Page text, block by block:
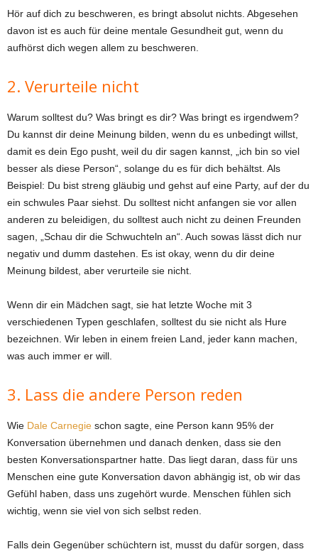
Hör auf dich zu beschweren, es bringt absolut nichts. Abgesehen
davon ist es auch für deine mentale Gesundheit gut, wenn du
aufhörst dich wegen allem zu beschweren.
2. Verurteile nicht
Warum solltest du? Was bringt es dir? Was bringt es irgendwem?
Du kannst dir deine Meinung bilden, wenn du es unbedingt willst,
damit es dein Ego pusht, weil du dir sagen kannst, „ich bin so viel
besser als diese Person“, solange du es für dich behältst. Als
Beispiel: Du bist streng gläubig und gehst auf eine Party, auf der du
ein schwules Paar siehst. Du solltest nicht anfangen sie vor allen
anderen zu beleidigen, du solltest auch nicht zu deinen Freunden
sagen, „Schau dir die Schwuchteln an“. Auch sowas lässt dich nur
negativ und dumm dastehen. Es ist okay, wenn du dir deine
Meinung bildest, aber verurteile sie nicht.
Wenn dir ein Mädchen sagt, sie hat letzte Woche mit 3
verschiedenen Typen geschlafen, solltest du sie nicht als Hure
bezeichnen. Wir leben in einem freien Land, jeder kann machen,
was auch immer er will.
3. Lass die andere Person reden
Wie Dale Carnegie schon sagte, eine Person kann 95% der
Konversation übernehmen und danach denken, dass sie den
besten Konversationspartner hatte. Das liegt daran, dass für uns
Menschen eine gute Konversation davon abhängig ist, ob wir das
Gefühl haben, dass uns zugehört wurde. Menschen fühlen sich
wichtig, wenn sie viel von sich selbst reden.
Falls dein Gegenüber schüchtern ist, musst du dafür sorgen, dass